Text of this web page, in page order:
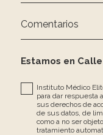
Comentarios
Estamos en
Instituto Médico
para dar respuesta
sus derechos de
de sus datos, de
como a no ser
tratamiento